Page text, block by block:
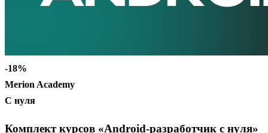
-18%
Merion Academy
С нуля
Комплект курсов «Android-разработчик с нуля»